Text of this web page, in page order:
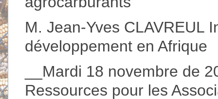
M. Jean-Yves CLAVREUL
développement en Afrique
__Mardi 18 novembre de
Ressources pour les